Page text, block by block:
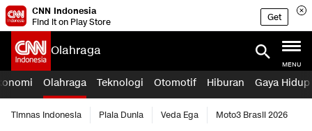
CNN Indonesia
Find it on Play Store
Get
Olahraga
MENU
Olahraga Teknologi Otomotif Hiburan Gaya Hidup
Timnas Indonesia Piala Dunia Veda Ega Moto3 Brasil 2026